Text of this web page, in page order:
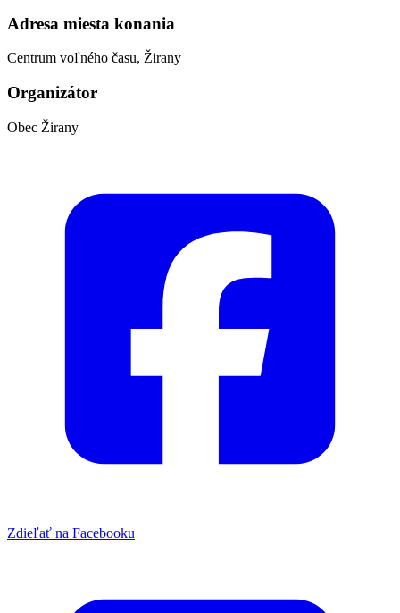
Adresa miesta konania
Centrum voľného času, Žirany
Organizátor
Obec Žirany
Zdieľať na Facebooku